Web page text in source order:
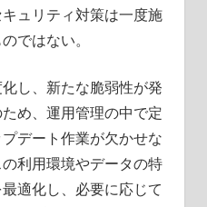
ュリティ対策は一度施
ではない。
し、新たな脆弱性が発
め、運用管理の中で定
デート作業が欠かせな
利用環境やデータの特
適化し、必要に応じて